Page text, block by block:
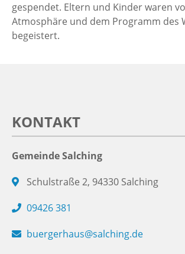
gespendet. Eltern und Kinder waren
Atmosphäre und dem Programm des
begeistert.
KONTAKT
Gemeinde Salching
Schulstraße 2, 94330 Salching
09426 381
buergerhaus@salching.de